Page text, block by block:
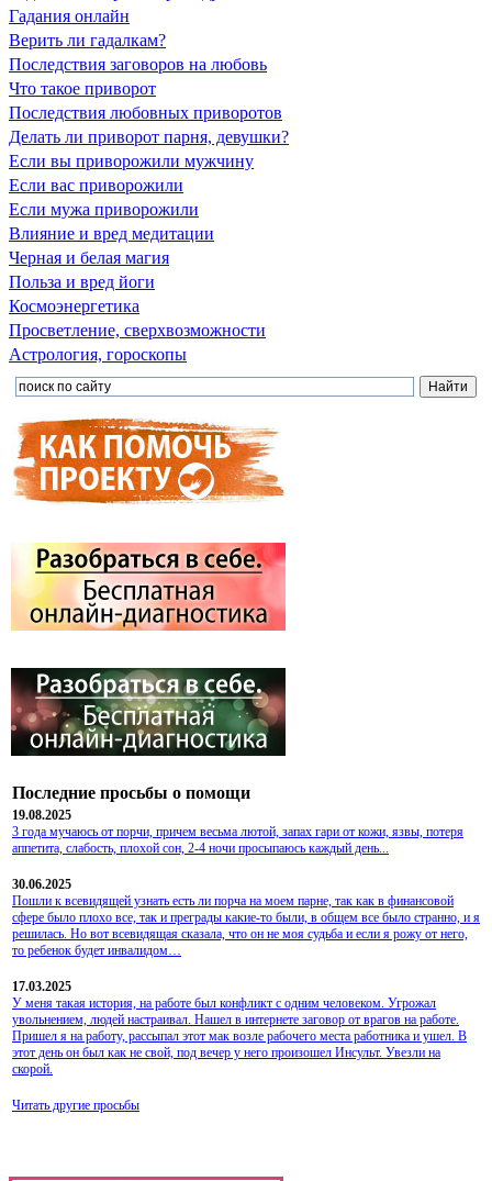
Гадания онлайн
Верить ли гадалкам?
Последствия заговоров на любовь
Что такое приворот
Последствия любовных приворотов
Делать ли приворот парня, девушки?
Если вы приворожили мужчину
Если вас приворожили
Если мужа приворожили
Влияние и вред медитации
Черная и белая магия
Польза и вред йоги
Космоэнергетика
Просветление, сверхвозможности
Астрология, гороскопы
Последние просьбы о помощи
19.08.2025
3 года мучаюсь от порчи, причем весьма лютой, запах гари от кожи, язвы, потеря
аппетита, слабость, плохой сон, 2-4 ночи просыпаюсь каждый день...
30.06.2025
Пошли к всевидящей узнать есть ли порча на моем парне, так как в финансовой
сфере было плохо все, так и преграды какие-то были, в общем все было странно, и я
решилась. Но вот всевидящая сказала, что он не моя судьба и если я рожу от него,
то ребенок будет инвалидом…
17.03.2025
У меня такая история, на работе был конфликт с одним человеком. Угрожал
увольнением, людей настраивал. Нашел в интернете заговор от врагов на работе.
Пришел я на работу, рассыпал этот мак возле рабочего места работника и ушел. В
этот день он был как не свой, под вечер у него произошел Инсульт. Увезли на
скорой.
Читать другие просьбы